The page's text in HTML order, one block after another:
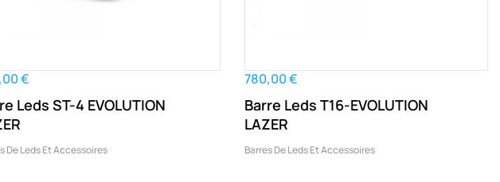
€
Leds ST-4 EVOLUTION
De Leds Et Accessoires
780,00 €
Barre Leds T16-EVOLUTION
LAZER
Barres De Leds Et Accessoires